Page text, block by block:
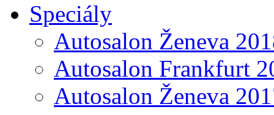
Speciály
Autosalon Ženeva
Autosalon Frankfurt
Autosalon Ženeva